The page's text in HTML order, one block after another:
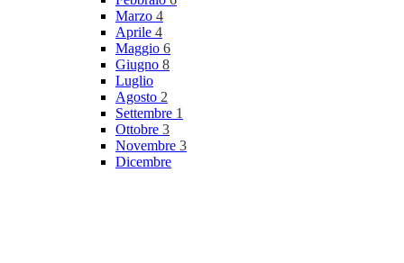
Marzo 4
Aprile 4
Maggio 6
Giugno 8
Luglio
Agosto 2
Settembre 1
Ottobre 3
Novembre 3
Dicembre